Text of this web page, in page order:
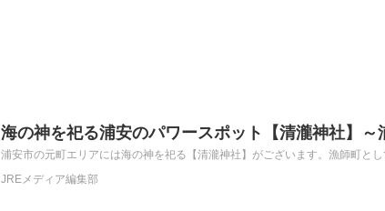
海の神を祀る浦安のパワースポット【清瀧神社】～
浦安市の元町エリアには海の神を祀る【清瀧神社】がございます。漁師町と
JREメディア編集部